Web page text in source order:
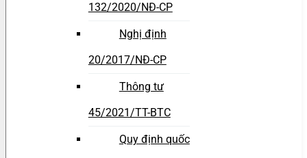
132/2020/NĐ-CP
Nghị định
20/2017/NĐ-CP
Thông tư
45/2021/TT-BTC
Quy định quốc